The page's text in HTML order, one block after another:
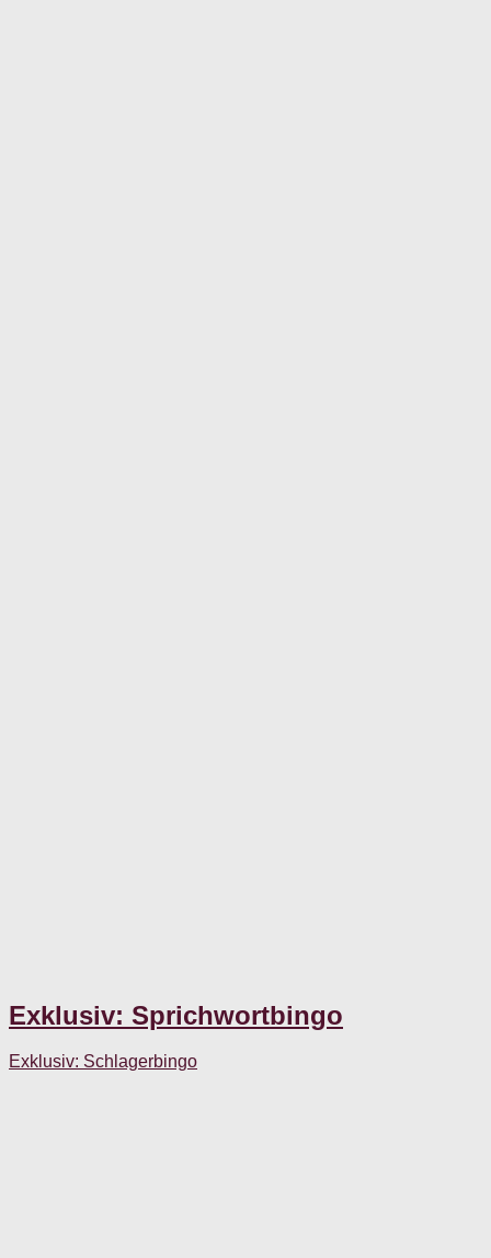
Exklusiv: Sprichwortbingo
Exklusiv: Schlagerbingo